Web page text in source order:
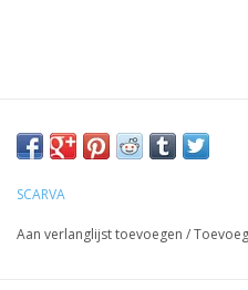
SCARVA
Aan verlanglijst toevoegen /